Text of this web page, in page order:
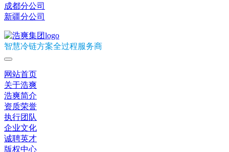
成都分公司
新疆分公司
智慧冷链方案全过程服务商
网站首页
关于浩爽
浩爽简介
资质荣誉
执行团队
企业文化
诚聘英才
版权中心